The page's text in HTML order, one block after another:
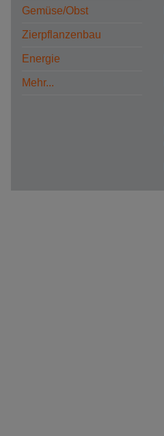
Gemüse/Obst
Zierpflanzenbau
Energie
Mehr...